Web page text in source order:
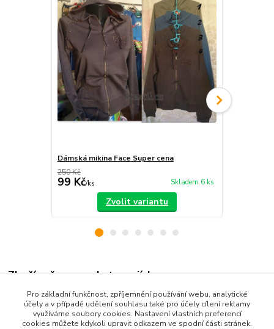
Dámská mikina Face Super cena
250 Kč
99 Kč/ks Skladem 6 ks
Zvolit variantu
Zboží zařazeno v kategoriích
Dámské oblečení
mikiny, soupravy
Pro základní funkčnost, zpříjemnění používání webu, analytické
účely a v případě udělení souhlasu také pro účely cílení reklamy
využíváme soubory cookies. Nastavení vlastních preferencí
cookies můžete kdykoli upravit odkazem ve spodní části stránek.